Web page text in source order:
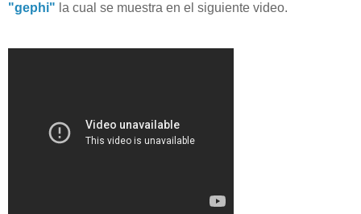
"gephi" la cual se muestra en el siguiente video.